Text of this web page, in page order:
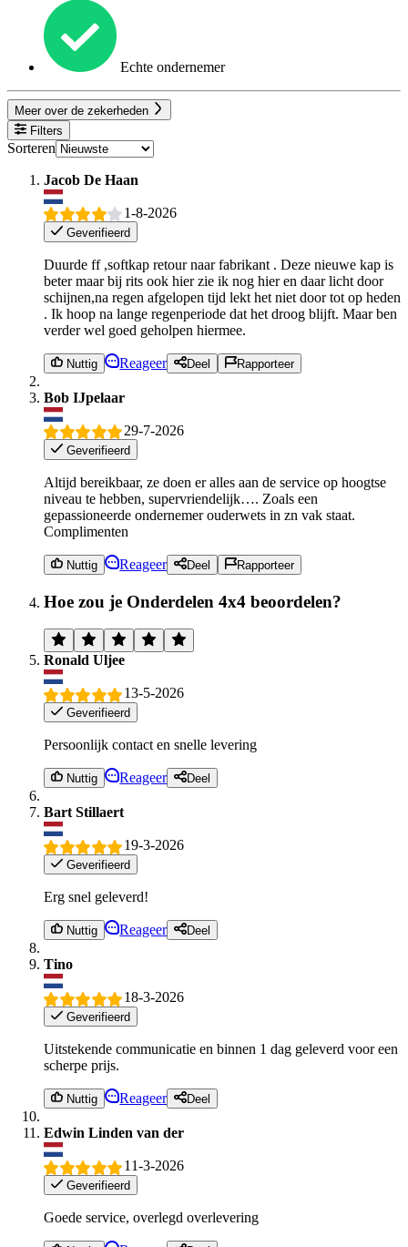
Echte ondernemer
Meer over de zekerheden
Filters
Sorteren
Jacob De Haan
1-8-2026
Geverifieerd
Duurde ff ,softkap retour naar fabrikant . Deze nieuwe kap is
beter maar bij rits ook hier zie ik nog hier en daar licht door
schijnen,na regen afgelopen tijd lekt het niet door tot op heden
. Ik hoop na lange regenperiode dat het droog blijft. Maar ben
verder wel goed geholpen hiermee.
Nuttig Reageer Deel Rapporteer
Bob IJpelaar
29-7-2026
Geverifieerd
Altijd bereikbaar, ze doen er alles aan de service op hoogtse
niveau te hebben, supervriendelijk…. Zoals een
gepassioneerde ondernemer ouderwets in zn vak staat.
Complimenten
Nuttig Reageer Deel Rapporteer
Hoe zou je Onderdelen 4x4 beoordelen?
Ronald Uljee
13-5-2026
Geverifieerd
Persoonlijk contact en snelle levering
Nuttig Reageer Deel
Bart Stillaert
19-3-2026
Geverifieerd
Erg snel geleverd!
Nuttig Reageer Deel
Tino
18-3-2026
Geverifieerd
Uitstekende communicatie en binnen 1 dag geleverd voor een
scherpe prijs.
Nuttig Reageer Deel
Edwin Linden van der
11-3-2026
Geverifieerd
Goede service, overlegd overlevering